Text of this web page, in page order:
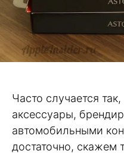
Часто случается
аксессуары,
автомобильными
достаточно, скажем